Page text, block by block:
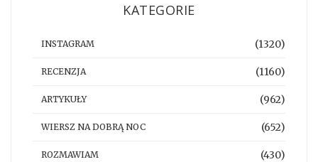
KATEGORIE
INSTAGRAM (1320)
RECENZJA (1160)
ARTYKUŁY (962)
WIERSZ NA DOBRĄ NOC (652)
ROZMAWIAM (430)